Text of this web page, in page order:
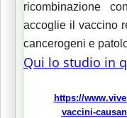
ricombinazione
accoglie il vaccino
cancerogeni e
Qui lo studio in
https://
vaccini-